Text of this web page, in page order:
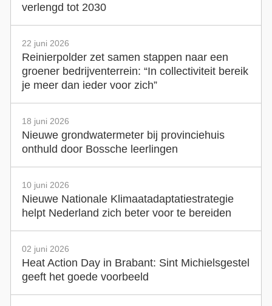
verlengd tot 2030
22 juni 2026
Reinierpolder zet samen stappen naar een
groener bedrijventerrein: “In collectiviteit bereik
je meer dan ieder voor zich”
18 juni 2026
Nieuwe grondwatermeter bij provinciehuis
onthuld door Bossche leerlingen
10 juni 2026
Nieuwe Nationale Klimaatadaptatiestrategie
helpt Nederland zich beter voor te bereiden
02 juni 2026
Heat Action Day in Brabant: Sint Michielsgestel
geeft het goede voorbeeld